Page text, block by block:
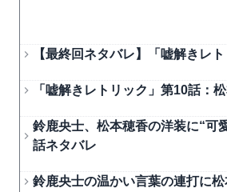
【最終回ネタバレ】「嘘解きレ
「嘘解きレトリック」第10話：
鈴鹿央士、松本穂香の洋装に“
話ネタバレ
鈴鹿央士の温かい言葉の連打に